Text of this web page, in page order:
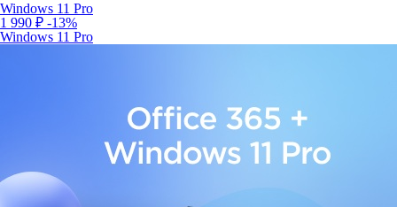
Windows 11 Pro
1 990 ₽ -13%
Windows 11 Pro